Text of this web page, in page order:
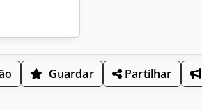
Guardar Partilhar